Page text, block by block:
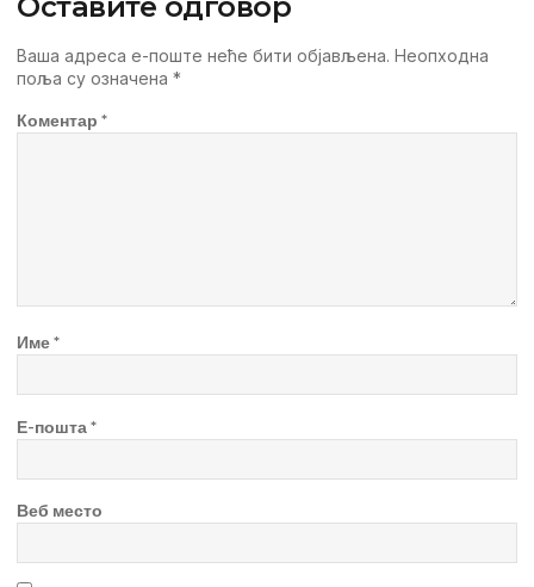
Оставите одговор
Ваша адреса е-поште неће бити објављена. Неопходна
поља су означена *
Коментар *
Име*
Е-пошта*
Веб место